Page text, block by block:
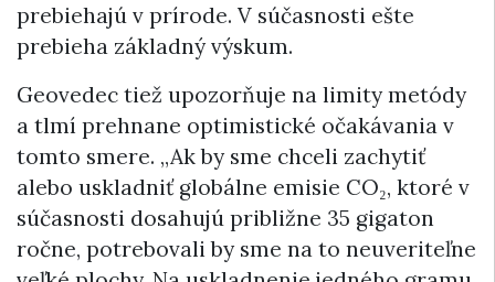
prebiehajú v prírode. V súčasnosti ešte
prebieha základný výskum.
Geovedec tiež upozorňuje na limity metódy
a tlmí prehnane optimistické očakávania v
tomto smere. „Ak by sme chceli zachytiť
alebo uskladniť globálne emisie CO₂, ktoré v
súčasnosti dosahujú približne 35 gigaton
ročne, potrebovali by sme na to neuveriteľne